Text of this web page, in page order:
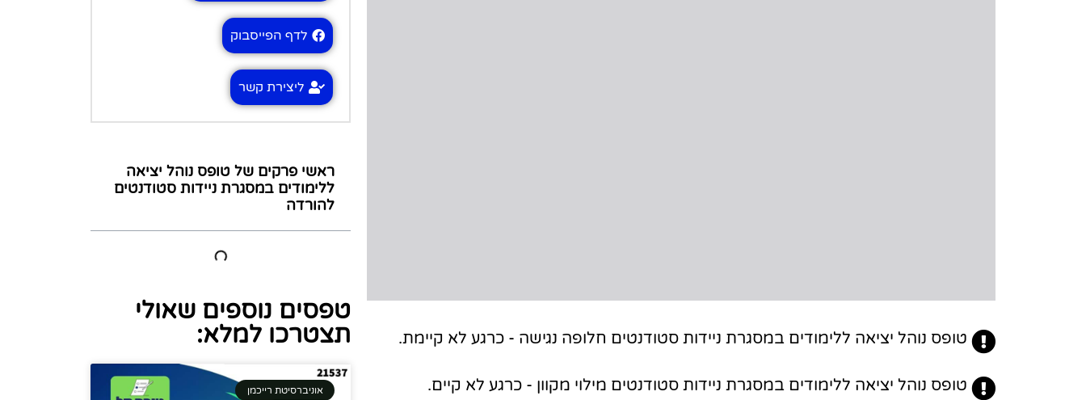
טופס נוהל יציאה ללימודים במסגרת ניידות סטודנטים חלופה נגישה - כרגע לא קיימת.
טופס נוהל יציאה ללימודים במסגרת ניידות סטודנטים מילוי מקוון - כרגע לא קיים.
לדף הפייסבוק
ליצירת קשר
ראשי פרקים של טופס נוהל יציאה
ללימודים במסגרת ניידות סטודנטים
להורדה
טפסים נוספים שאולי
תצטרכו למלא:
אוניברסיטת רייכמן